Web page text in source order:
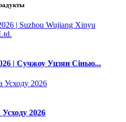
| Сучжоу Уцзян Сінью...
2026